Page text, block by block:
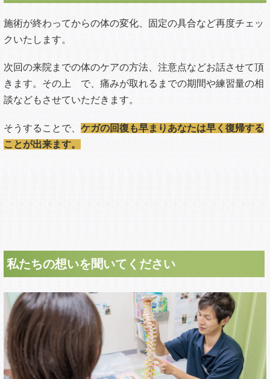
施術が終わってからの体の変化、固定の具合など再度チェッ
クいたします。
次回の来院までの体のケアの方法、注意点などお話させて頂
きます。その上 で、痛みが取れるまでの期間や練習量の相
談などもさせていただきます。
そうすることで、 ケガの回復も早まりあなたは早く復帰する
ことが出来ます。
私たちの想いを聞いてください